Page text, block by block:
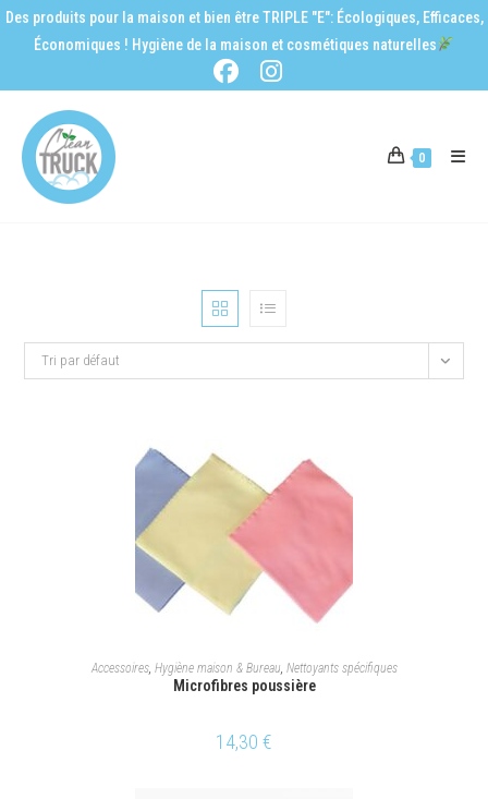
Des produits pour la maison et bien être TRIPLE "E": Écologiques, Efficaces,
Économiques ! Hygiène de la maison et cosmétiques naturelles
0
Tri par défaut
CHOIX DES OPTIONS
Accessoires, Hygiène maison & Bureau, Nettoyants spécifiques
Microfibres poussière
14,30 €